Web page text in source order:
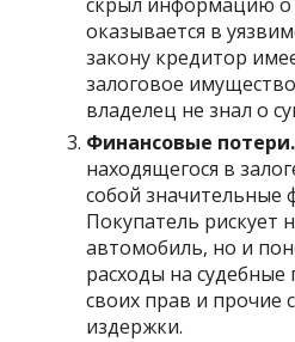
оказывается в
закону кредитор
залоговое
владелец не знал о
Финансовые потери.
находящегося в
собой значительные
Покупатель рискует
автомобиль, но и
расходы на
своих прав и прочие
издержки.